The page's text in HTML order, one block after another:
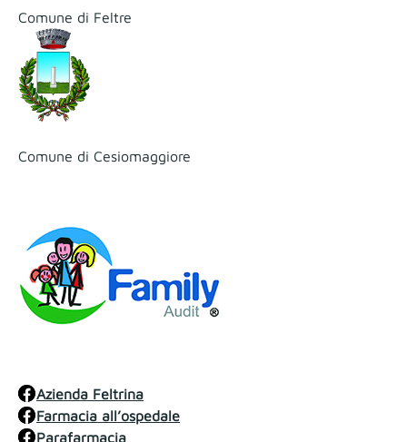
Comune di Feltre
Comune di Cesiomaggiore
Azienda Feltrina
Farmacia all’ospedale
Parafarmacia